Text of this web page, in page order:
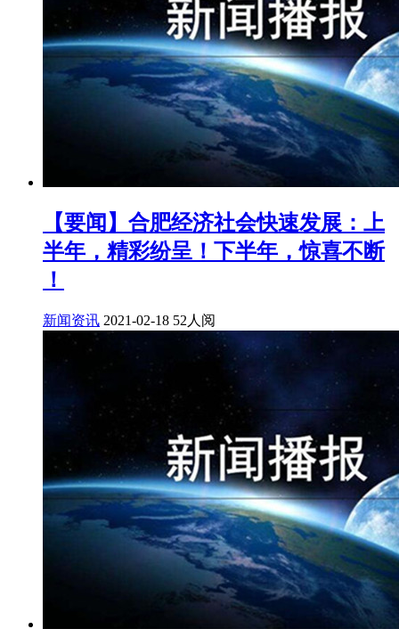
【要闻】合肥经济社会快速发展：上
半年，精彩纷呈！下半年，惊喜不断​
！
新闻资讯 2021-02-18 52人阅